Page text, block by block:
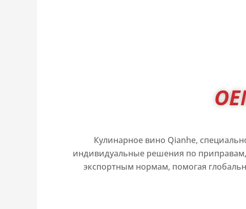
Кулинарное вино Qianhe,
индивидуальные решения по приправам,
экспортным нормам, помогая